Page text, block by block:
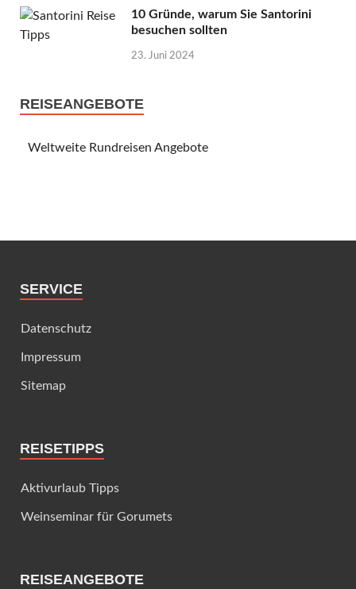
10 Gründe, warum Sie Santorini
besuchen sollten
23. Juni 2024
REISEANGEBOTE
Weltweite Rundreisen Angebote
SERVICE
Datenschutz
Impressum
Sitemap
REISETIPPS
Aktivurlaub Tipps
Weinseminar für Gorumets
REISEANGEBOTE